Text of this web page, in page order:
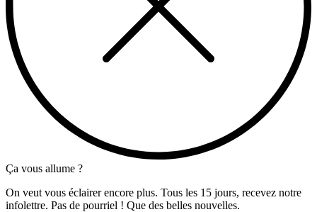
Ça vous allume ?
On veut vous éclairer encore plus. Tous les 15 jours, recevez notre
infolettre. Pas de pourriel ! Que des belles nouvelles.